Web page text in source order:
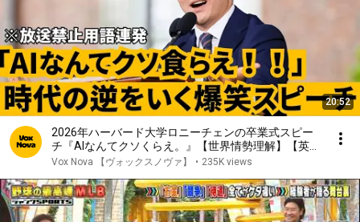
20:52
2026年ハーバード大学ロニーチェンの卒業式スピー
チ『AIなんてクソくらえ。』【世界情勢理解】【英語
スピーチ】 リスニング 日本語字幕
Vox Nova 【ヴォックスノヴァ】 • 235K views